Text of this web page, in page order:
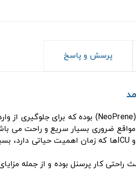
پرسش و پاسخ
NeoPrene) بوده که برای جلوگیری از
ضروری بسیار سریع و راحت می
ICUها که زمان اهمیت حیاتی دارد،
کار پرسنل بوده و از جمله